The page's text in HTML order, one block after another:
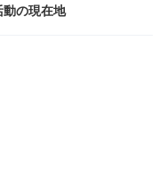
動の現在地